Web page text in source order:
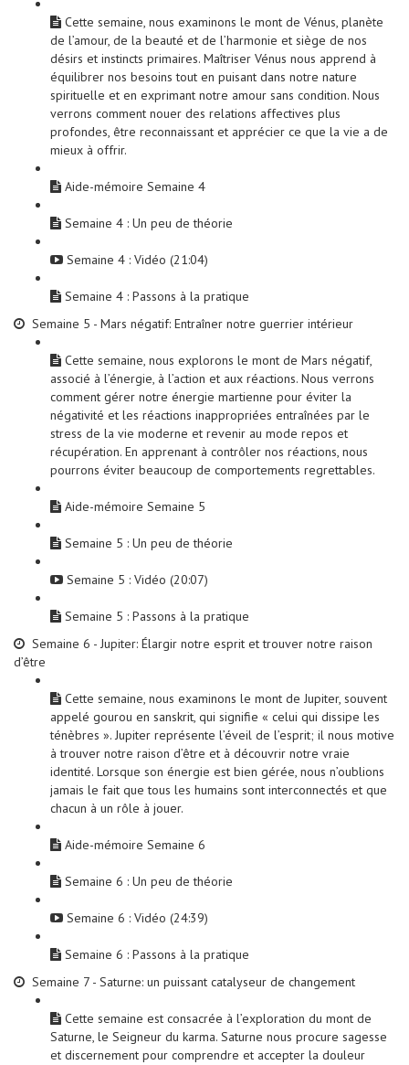
Cette semaine, nous examinons le mont de Vénus, planète
de l’amour, de la beauté et de l’harmonie et siège de nos
désirs et instincts primaires. Maîtriser Vénus nous apprend à
équilibrer nos besoins tout en puisant dans notre nature
spirituelle et en exprimant notre amour sans condition. Nous
verrons comment nouer des relations affectives plus
profondes, être reconnaissant et apprécier ce que la vie a de
mieux à offrir.
Aide-mémoire Semaine 4
Semaine 4 : Un peu de théorie
Semaine 4 : Vidéo (21:04)
Semaine 4 : Passons à la pratique
Semaine 5 - Mars négatif: Entraîner notre guerrier intérieur
Cette semaine, nous explorons le mont de Mars négatif,
associé à l’énergie, à l’action et aux réactions. Nous verrons
comment gérer notre énergie martienne pour éviter la
négativité et les réactions inappropriées entraînées par le
stress de la vie moderne et revenir au mode repos et
récupération. En apprenant à contrôler nos réactions, nous
pourrons éviter beaucoup de comportements regrettables.
Aide-mémoire Semaine 5
Semaine 5 : Un peu de théorie
Semaine 5 : Vidéo (20:07)
Semaine 5 : Passons à la pratique
Semaine 6 - Jupiter: Élargir notre esprit et trouver notre raison
d’être
Cette semaine, nous examinons le mont de Jupiter, souvent
appelé gourou en sanskrit, qui signifie « celui qui dissipe les
ténèbres ». Jupiter représente l’éveil de l’esprit; il nous motive
à trouver notre raison d’être et à découvrir notre vraie
identité. Lorsque son énergie est bien gérée, nous n’oublions
jamais le fait que tous les humains sont interconnectés et que
chacun à un rôle à jouer.
Aide-mémoire Semaine 6
Semaine 6 : Un peu de théorie
Semaine 6 : Vidéo (24:39)
Semaine 6 : Passons à la pratique
Semaine 7 - Saturne: un puissant catalyseur de changement
Cette semaine est consacrée à l’exploration du mont de
Saturne, le Seigneur du karma. Saturne nous procure sagesse
et discernement pour comprendre et accepter la douleur